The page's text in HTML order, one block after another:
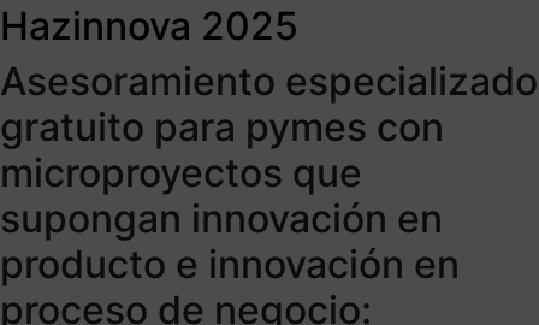
PYME para mejorar
innovando
Plazo cerrado Accede a tu expediente. Entra aquí.
Hazinnova 2025
Asesoramiento especializado
gratuito para pymes con
microproyectos que
supongan innovación en
producto e innovación en
proceso de negocio: